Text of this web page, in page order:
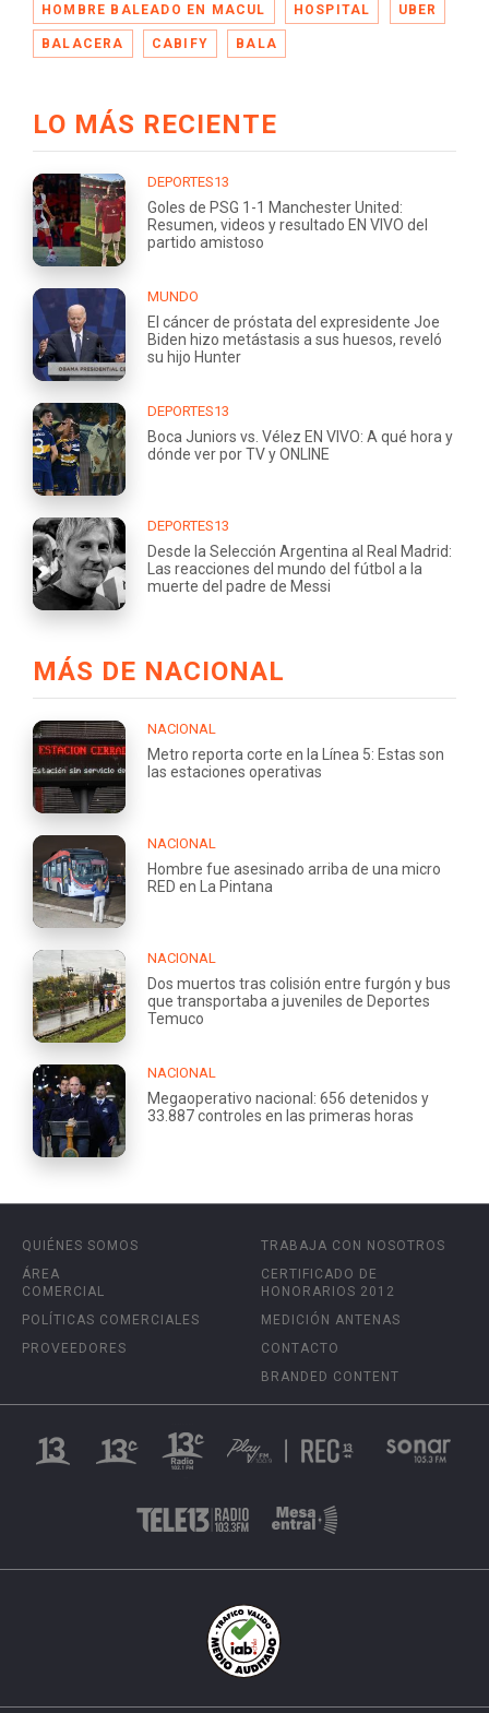
HOMBRE BALEADO EN MACUL HOSPITAL UBER
BALACERA CABIFY BALA
LO MÁS RECIENTE
DEPORTES13
Goles de PSG 1-1 Manchester United:
Resumen, videos y resultado EN VIVO del
partido amistoso
MUNDO
El cáncer de próstata del expresidente Joe
Biden hizo metástasis a sus huesos, reveló
su hijo Hunter
DEPORTES13
Boca Juniors vs. Vélez EN VIVO: A qué hora y
dónde ver por TV y ONLINE
DEPORTES13
Desde la Selección Argentina al Real Madrid:
Las reacciones del mundo del fútbol a la
muerte del padre de Messi
MÁS DE NACIONAL
NACIONAL
Metro reporta corte en la Línea 5: Estas son
las estaciones operativas
NACIONAL
Hombre fue asesinado arriba de una micro
RED en La Pintana
NACIONAL
Dos muertos tras colisión entre furgón y bus
que transportaba a juveniles de Deportes
Temuco
NACIONAL
Megaoperativo nacional: 656 detenidos y
33.887 controles en las primeras horas
QUIÉNES SOMOS
ÁREA
COMERCIAL
POLÍTICAS COMERCIALES
PROVEEDORES
TRABAJA CON NOSOTROS
CERTIFICADO DE
HONORARIOS 2012
MEDICIÓN ANTENAS
CONTACTO
BRANDED CONTENT